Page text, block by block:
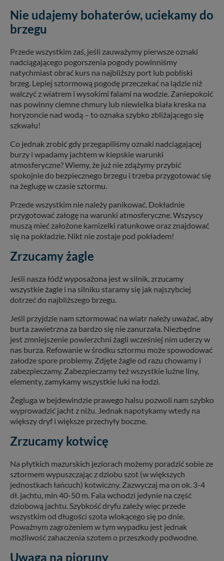
Nie udajemy bohaterów, uciekamy do
brzegu
Przede wszystkim zaś, jeśli zauważymy pierwsze oznaki
nadciągającego pogorszenia pogody powinniśmy
natychmiast obrać kurs na najbliższy port lub pobliski
brzeg. Lepiej sztormową pogodę przeczekać na lądzie niż
walczyć z wiatrem i wysokimi falami na wodzie. Zaniepokoić
nas powinny ciemne chmury lub niewielka biała kreska na
horyzoncie nad wodą – to oznaka szybko zbliżającego się
szkwału!
Co jednak zrobić gdy przegapiliśmy oznaki nadciągającej
burzy i wpadamy jachtem w kiepskie warunki
atmosferyczne? Wiemy, że już nie zdążymy przybić
spokojnie do bezpiecznego brzegu i trzeba przygotować się
na żeglugę w czasie sztormu.
Przede wszystkim nie należy panikować. Dokładnie
przygotować załogę na warunki atmosferyczne. Wszyscy
muszą mieć założone kamizelki ratunkowe oraz znajdować
się na pokładzie. Nikt nie zostaje pod pokładem!
Zrzucamy żagle
Jeśli nasza łódź wyposażona jest w silnik, zrzucamy
wszystkie żagle i na silniku staramy się jak najszybciej
dotrzeć do najbliższego brzegu.
Jeśli przyjdzie nam sztormować na wiatr należy uważać, aby
burta zawietrzna za bardzo się nie zanurzała. Niezbędne
jest zmniejszenie powierzchni żagli wcześniej nim uderzy w
nas burza. Refowanie w środku sztormu może spowodować
załodze spore problemy. Zdjęte żagle od razu chowamy i
zabezpieczamy. Zabezpieczamy też wszystkie luźne liny,
elementy, zamykamy wszystkie luki na łodzi.
Żegluga w bejdewindzie prawego halsu pozwoli nam szybko
wyprowadzić jacht z niżu. Jednak napotykamy wtedy na
większy dryf i większe przechyły boczne.
Zrzucamy kotwicę
Na płytkich mazurskich jeziorach możemy poradzić sobie ze
sztormem wypuszczając z dziobu szot (w większych
jednostkach łańcuch) kotwiczny. Zazwyczaj ma on ok. 3-4
dł. jachtu, min 40-50 m. Fala wchodzi jedynie na część
dziobową jachtu. Szybkość dryfu zależy więc przede
wszystkim od długości szota wlokącego się po dnie.
Poważnym zagrożeniem w tym wypadku jest jednak
możliwość zahaczenia szotem o przeszkody podwodne.
Uwaga na pioruny